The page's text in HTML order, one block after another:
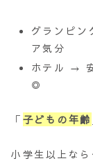
グランピ
ア気分
ホテル →
◎
「 子どもの年齢
小学生以上な